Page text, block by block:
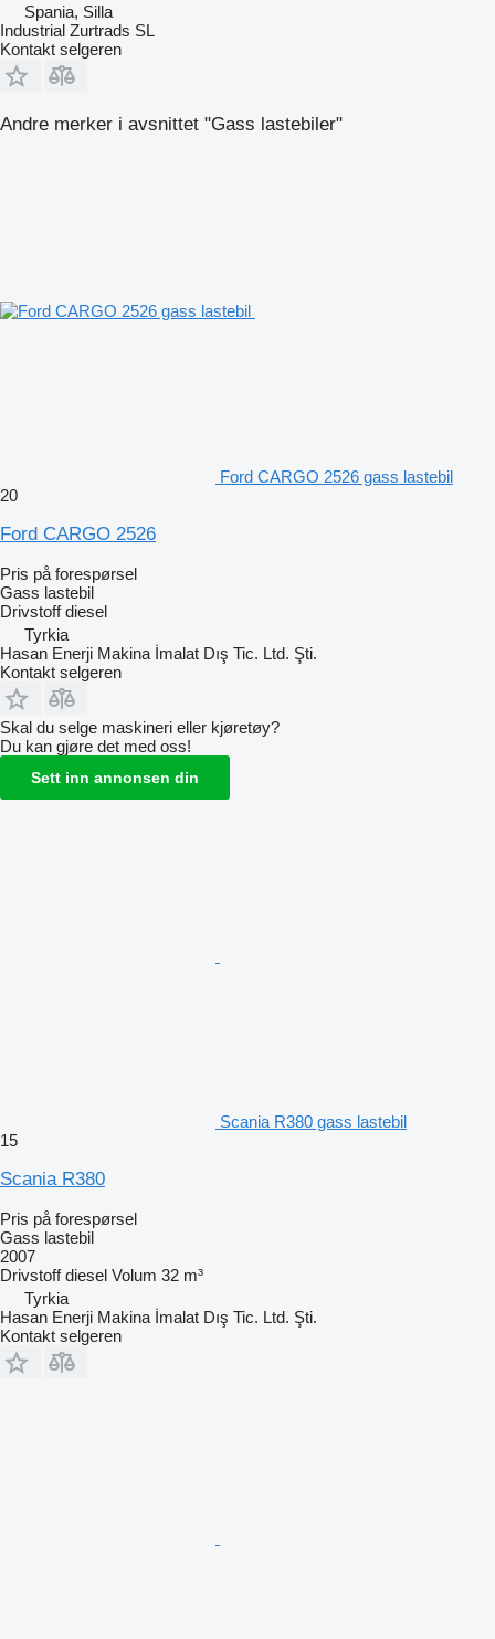
Spania, Silla
Industrial Zurtrads SL
Kontakt selgeren
Andre merker i avsnittet "Gass lastebiler"
Ford CARGO 2526 gass lastebil
20
Ford CARGO 2526
Pris på forespørsel
Gass lastebil
Drivstoff diesel
Tyrkia
Hasan Enerji Makina İmalat Dış Tic. Ltd. Şti.
Kontakt selgeren
Skal du selge maskineri eller kjøretøy?
Du kan gjøre det med oss!
Sett inn annonsen din
Scania R380 gass lastebil
15
Scania R380
Pris på forespørsel
Gass lastebil
2007
Drivstoff diesel Volum 32 m³
Tyrkia
Hasan Enerji Makina İmalat Dış Tic. Ltd. Şti.
Kontakt selgeren